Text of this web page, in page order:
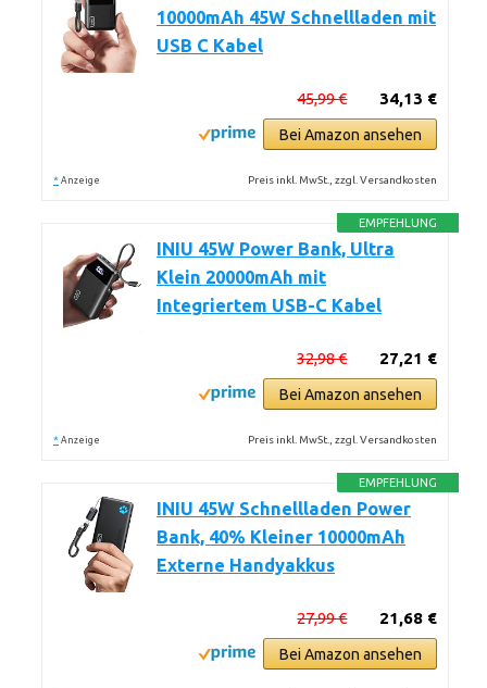
10000mAh 45W Schnellladen mit
USB C Kabel
34,13 €
45,99 €
Bei Amazon ansehen
* Anzeige Preis inkl. MwSt., zzgl. Versandkosten
EMPFEHLUNG
INIU 45W Power Bank, Ultra
Klein 20000mAh mit
Integriertem USB-C Kabel
27,21 €
32,98 €
Bei Amazon ansehen
* Anzeige Preis inkl. MwSt., zzgl. Versandkosten
EMPFEHLUNG
INIU 45W Schnellladen Power
Bank, 40% Kleiner 10000mAh
Externe Handyakkus
21,68 €
27,99 €
Bei Amazon ansehen